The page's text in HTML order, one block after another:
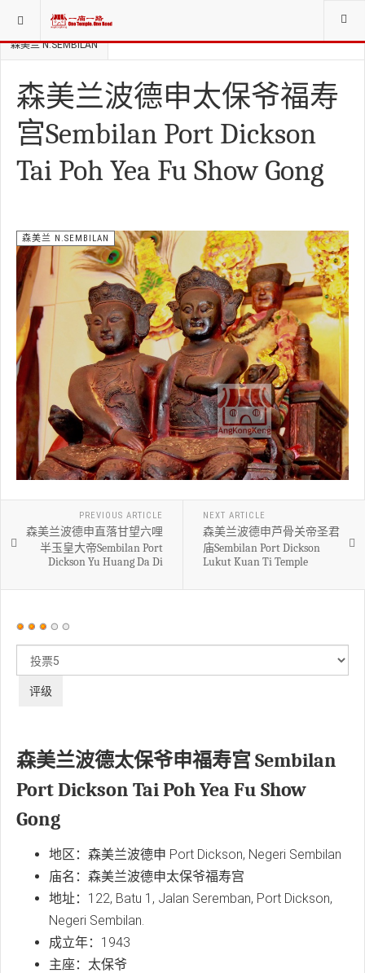
当前位置： 庙寺宫坛堂社CHINESE WORSHIP ORG.
森美兰 N.SEMBILAN
森美兰波德申太保爷福寿
宫Sembilan Port Dickson
Tai Poh Yea Fu Show Gong
森美兰 N.SEMBILAN
PREVIOUS ARTICLE
森美兰波德申直落甘望六哩
半玉皇大帝Sembilan Port
Dickson Yu Huang Da Di
NEXT ARTICLE
森美兰波德申芦骨关帝圣君
庙Sembilan Port Dickson
Lukut Kuan Ti Temple
用
价：3/
评
森美兰波德太保爷申福寿宫 Sembilan
Port Dickson Tai Poh Yea Fu Show
Gong
地区：森美兰波德申 Port Dickson, Negeri Sembilan
庙名：森美兰波德申太保爷福寿宫
地址：122, Batu 1, Jalan Seremban, Port Dickson,
Negeri Sembilan.
成立年：1943
主座：太保爷